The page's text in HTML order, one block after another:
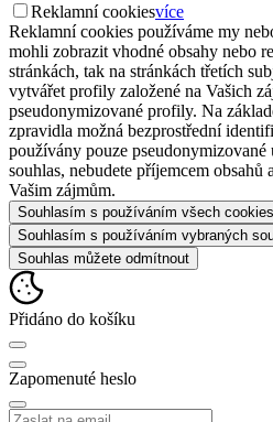
Reklamní cookiesvíce
Reklamní cookies používáme my
mohli zobrazit vhodné obsahy nebo
stránkách, tak na stránkách třetích
vytvářet profily založené na Vašich
pseudonymizované profily. Na
zpravidla možná bezprostřední
používány pouze
souhlas, nebudete příjemcem obsahů
Vašim zájmům.
Souhlasím s používáním všech cookies
Souhlasím s používáním vybraných
Souhlas můžete odmítnout
Přidáno do košíku
Zapomenuté heslo